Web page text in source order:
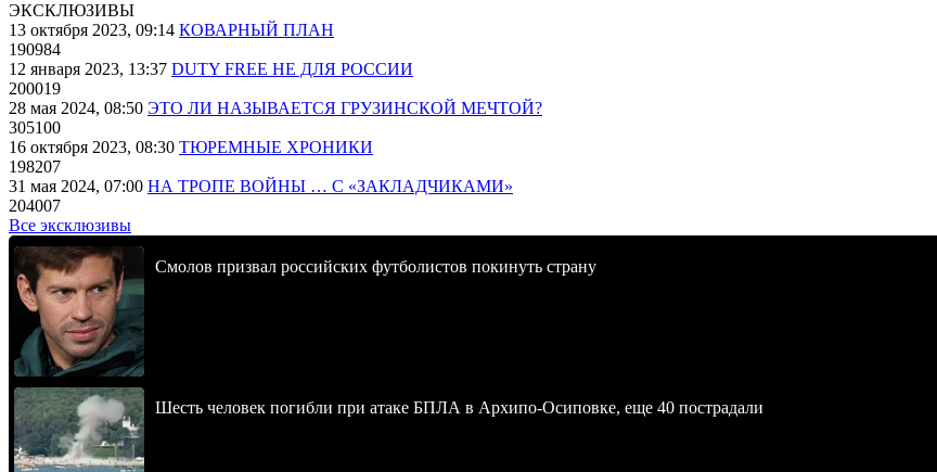
ЭКСКЛЮЗИВЫ
13 октября 2023, 09:14 КОВАРНЫЙ ПЛАН
190984
12 января 2023, 13:37 DUTY FREE НЕ ДЛЯ РОССИИ
200019
28 мая 2024, 08:50 ЭТО ЛИ НАЗЫВАЕТСЯ ГРУЗИНСКОЙ МЕЧТОЙ?
305100
16 октября 2023, 08:30 ТЮРЕМНЫЕ ХРОНИКИ
198207
31 мая 2024, 07:00 НА ТРОПЕ ВОЙНЫ … С «ЗАКЛАДЧИКАМИ»
204007
Все эксклюзивы
Смолов призвал российских футболистов покинуть страну
Шесть человек погибли при атаке БПЛА в Архипо-Осиповке, еще 40 пострадали